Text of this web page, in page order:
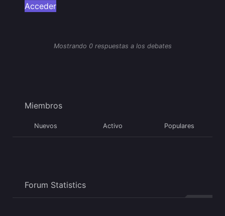
Mostrando 0 respuestas a los debates
Acceder
Miembros
Nuevos Activo Populares
Forum Statistics